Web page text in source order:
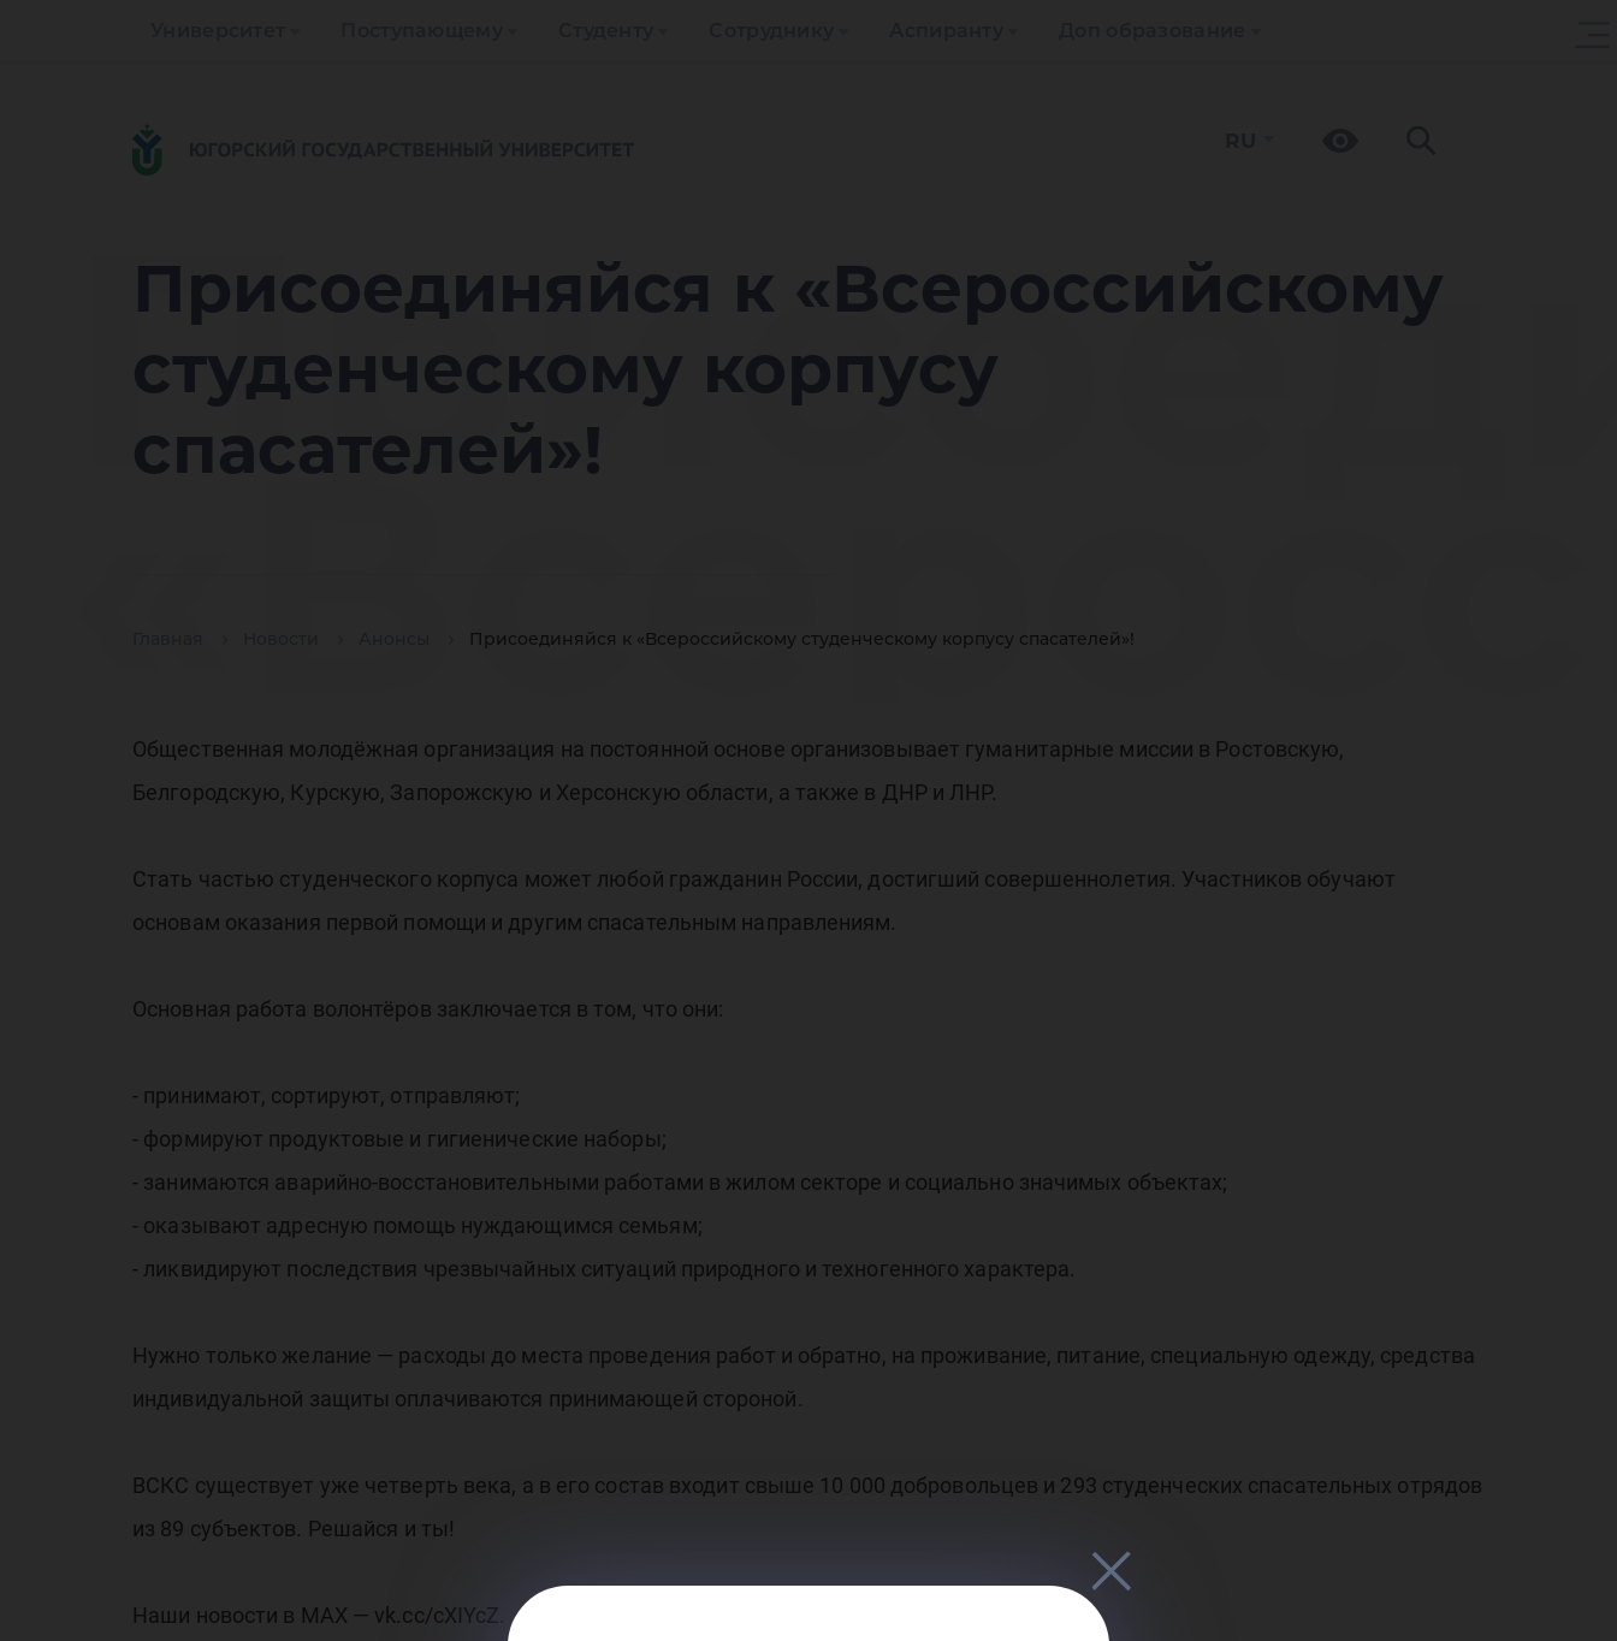
Присоединяйся к «Всероссийскому
студенческому корпусу
спасателей»!
Присоединяйся к «Всероссийскому студенческому корпусу спасателей»!
корпусу
Общественная молодёжная организация на постоянной основе организовывает гуманитарные миссии в Ростовскую,
Белгородскую, Курскую, Запорожскую и Херсонскую области, а также в ДНР и ЛНР.
Стать частью студенческого корпуса может любой гражданин России, достигший совершеннолетия. Участников обучают
основам оказания первой помощи и другим спасательным направлениям.
Основная работа волонтёров заключается в том, что они:
- принимают, сортируют, отправляют;
- формируют продуктовые и гигиенические наборы;
- занимаются аварийно-восстановительными работами в жилом секторе и социально значимых объектах;
- оказывают адресную помощь нуждающимся семьям;
- ликвидируют последствия чрезвычайных ситуаций природного и техногенного характера.
Нужно только желание — расходы до места проведения работ и обратно, на проживание, питание, специальную одежду, средства
индивидуальной защиты оплачиваются принимающей стороной.
ВСКС существует уже четверть века, а в его состав входит свыше 10 000 добровольцев и 293 студенческих спасательных отрядов
из 89 субъектов. Решайся и ты!
Наши новости в МАХ — vk.cc/cXIYcZ.